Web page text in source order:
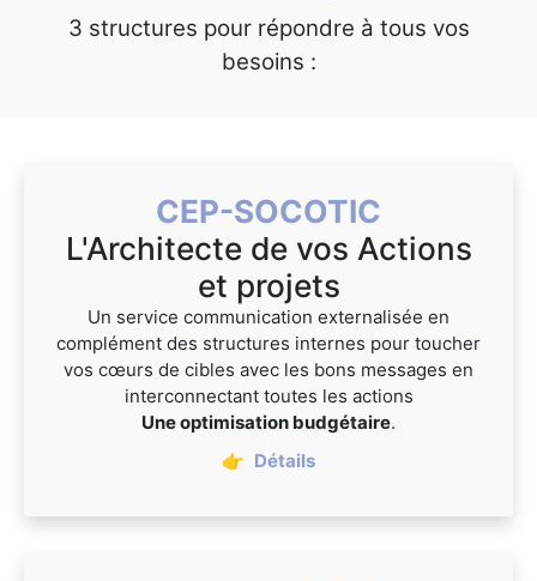
3 structures pour répondre à tous vos
besoins :
CEP-SOCOTIC
L'Architecte de vos Actions
et projets
Un service communication externalisée en
complément des structures internes pour toucher
vos cœurs de cibles avec les bons messages en
interconnectant toutes les actions
Une optimisation budgétaire.
👉 Détails